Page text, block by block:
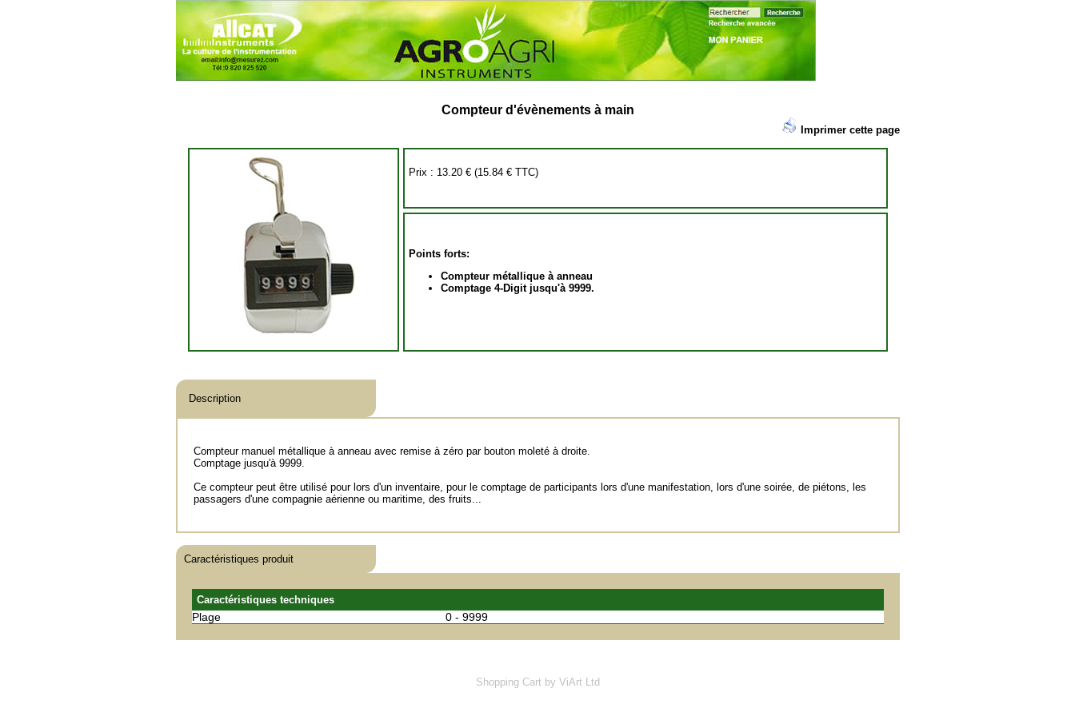
Compteur d'évènements à main
Imprimer cette page
Prix : 13.20 € (15.84 € TTC)
Points forts:
Compteur métallique à anneau
Comptage 4-Digit jusqu'à 9999.
Description
Compteur manuel métallique à anneau avec remise à zéro par bouton moleté à droite.
Comptage jusqu'à 9999.
Ce compteur peut être utilisé pour lors d'un inventaire, pour le comptage de participants lors d'une manifestation, lors d'une soirée, de piétons, les
passagers d'une compagnie aérienne ou maritime, des fruits...
Caractéristiques produit
Caractéristiques techniques
Plage 0 - 9999
Shopping Cartby ViArt Ltd